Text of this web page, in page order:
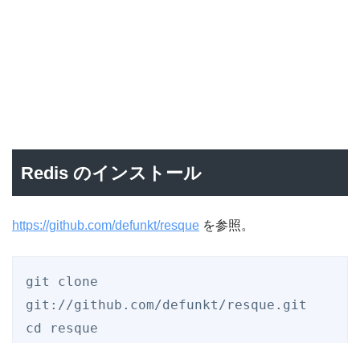
Redis のインストール
https://github.com/defunkt/resque を参照。
git clone
git://github.com/defunkt/resque.git
cd resque